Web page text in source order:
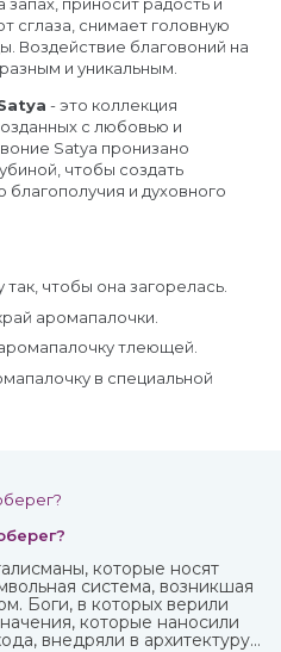
сглаза, снимает головную
Воздействие благовоний на
и уникальным.
- это коллекция
с любовью и
Satya пронизано
чтобы создать
и духовного
чтобы она загорелась.
аромапалочки.
тлеющей.
в специальной
которые носят
система, возникшая
Боги, в которых верили
которые наносили
внедряли в архитектуру